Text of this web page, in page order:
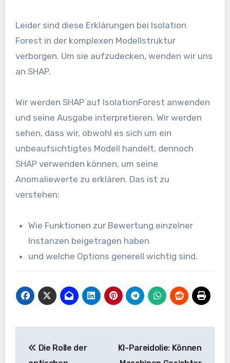
Leider sind diese Erklärungen bei Isolation
Forest in der komplexen Modellstruktur
verborgen. Um sie aufzudecken, wenden wir uns
an SHAP.
Wir werden SHAP auf IsolationForest anwenden
und seine Ausgabe interpretieren. Wir werden
sehen, dass wir, obwohl es sich um ein
unbeaufsichtigtes Modell handelt, dennoch
SHAP verwenden können, um seine
Anomaliewerte zu erklären. Das ist zu
verstehen:
Wie Funktionen zur Bewertung einzelner
Instanzen beigetragen haben
und welche Options generell wichtig sind.
Navigation
Die Rolle der
KI-Pareidolie: Können